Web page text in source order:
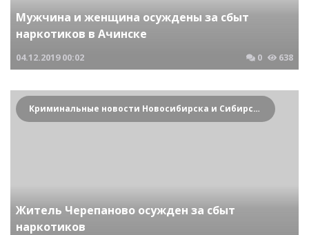
Мужчина и женщина осуждены за сбыт
наркотиков в Ачинске
04.12.2019 00:02 0 638
Криминальные новости Новосибирска и Сибирского региона
Житель Черепаново осужден за сбыт
наркотиков